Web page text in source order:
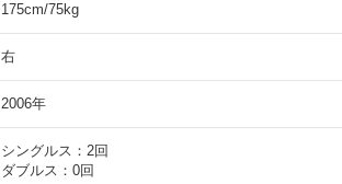
175cm/75kg
右
2006年
シングルス：2回
ダブルス：0回